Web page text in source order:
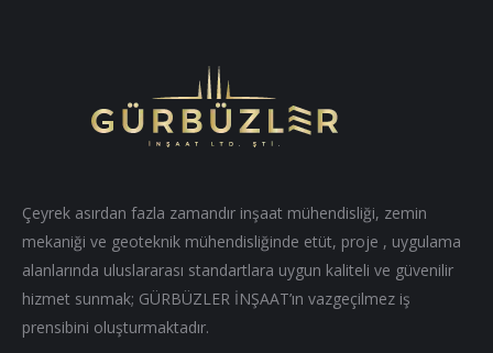
Çeyrek asırdan fazla zamandır inşaat mühendisliği, zemin
mekaniği ve geoteknik mühendisliğinde etüt, proje , uygulama
alanlarında uluslararası standartlara uygun kaliteli ve güvenilir
hizmet sunmak; GÜRBÜZLER İNŞAAT’ın vazgeçilmez iş
prensibini oluşturmaktadır.